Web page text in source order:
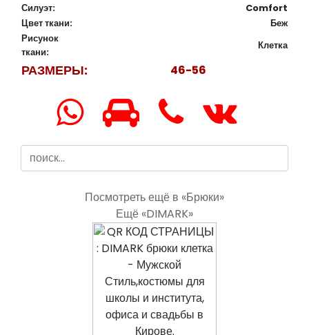
Силуэт:
Comfort
Цвет ткани:
Беж
Рисунок
ткани:
Клетка
РАЗМЕРЫ: 46-56
Посмотреть ещё в «Брюки»
Ещё «DIMARK»